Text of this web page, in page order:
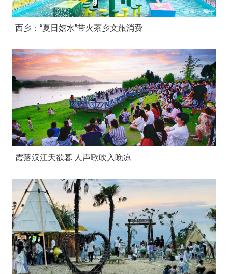
西乡：“夏日嬉水”带火茶乡文旅消费
霞落汉江天欲暮 人声歌吹入晚凉